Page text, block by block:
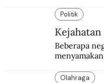
tujuan politik.
Politik
Beberapa
Olahraga